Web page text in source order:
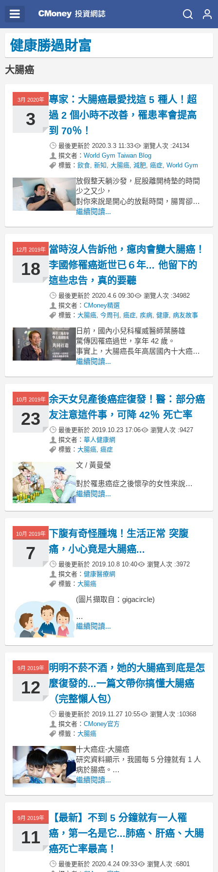
健康勝過財富
大腸癌
3月 2020年
3
專家：大腸癌最愛找這 5 種人！超
過 2 個小時不改善，罹患率會提高
到 70％！
最後更新於 2020.3.3 11:33 瀏覽人次 :24134
撰文者： World Gym Taiwan Blog
標籤： 飲食, 新知 , 大腸癌, 減肥, 癌症, World Gym
放假整天躺沙發，屁股離開椅墊的時間
少之又少，
對你來說是開心的放鬆時間，腸胃卻在
喊救命！
毒素通通堆積在肚子裡，不造成病變都
難，
尤其這一坐就 2 小時以上，
頭歪斜，
繼續閱讀...
12月 2019年
18
當時沒人告訴他，瘜肉會變大腸癌！
李國修罹癌逝世已６年... 他留下的
這些忠告，真的要聽
最後更新於 2020.4.6 09:30 瀏覽人次 :34982
撰文者： CMoney精選
標籤： 大腸癌, 今周刊 , 癌症, 疾病, 健康, 病友故事
日前，國內小兒科權威醫師葉勝雄
驚傳因罹癌過世，享年 42 歲。
事實上，大腸癌長年高居國內十大癌症
第一名，
致癌物第一個攻擊的就是胃及腸道黏
膜！
繼續閱讀...
10月 2019年
23
余天女兒產後癌症復發！醫：部分癌
友注意這件事，可降 42％ 死亡率
最後更新於 2019.10.23 17:06 瀏覽人次 :9427
撰文者： 華人健康網
標籤： 大腸癌, 癌症
文 / 黃曼瑩
對於罹患癌症之後懷孕的女性來說，
到底是迎接新生命的起點？
近日有媒體報導，
繼續閱讀...
10月 2019年
7
下腹有奇怪腫塊！生活正常 突腹
痛，小心竟是大腸癌...
最後更新於 2019.10.8 10:40 瀏覽人次 :3972
撰文者： 健康醫療網
標籤： 大腸癌
(圖片擷取自：gigacircle)
腹膜血漿屏障會影響藥物吸收，
醫療團隊改用傳統開腹手術，
繼續閱讀...
9月 2019年
12
明明不菸不酒，她的大腸癌到底是怎
麼復發的...一篇文帶你搞懂大腸癌
（完整懶人包）
最後更新於 2019.11.27 10:55 瀏覽人次 :10368
撰文者： CMoney官方
標籤： 大腸癌
十大癌症-大腸癌
研究資料顯示，我國每 5 分鐘就有 1 人
病於腸癌。
其中，腸癌的發病率年均上升 3%-4%，
不管你承不承認，
講到大腸癌，幾乎等於是吃出來的...
繼續閱讀...
9月 2019年
11
【最新】不到 5 分鐘就有一人罹
癌，第一名是它...肺癌、肝癌、大腸
癌死亡率最高！
最後更新於 2020.4.24 09:33 瀏覽人次 :6801